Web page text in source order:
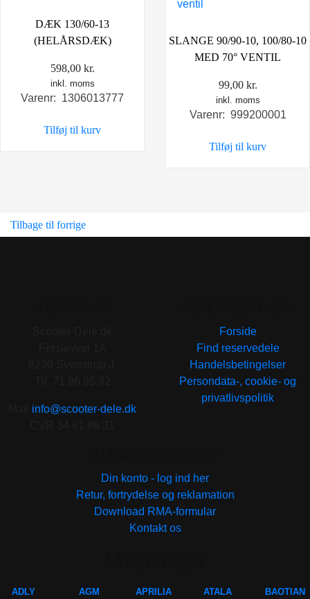
DÆK 130/60-13
(HELÅRSDÆK)
598,00 kr.
inkl. moms
Varenr: 1306013777
Tilføj til kurv
SLANGE 90/90-10, 100/80-10
MED 70° VENTIL
99,00 kr.
inkl. moms
Varenr: 999200001
Tilføj til kurv
Tilbage til forrige
info@scooter-dele.dk
Forside
Find reservedele
Handelsbetingelser
Persondata-, cookie- og
privatlivspolitik
Din konto - log ind her
Retur, fortrydelse og reklamation
Download RMA-formular
Kontakt os
ADLY AGM APRILIA ATALA BAOTIAN